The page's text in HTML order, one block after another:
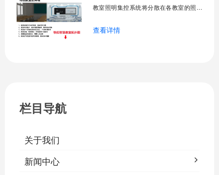
教室照明集控系统将分散在各教室的照明
关、按需调光、定时策略、能耗监测、故
查看详情
栏目导航
关于我们
新闻中心